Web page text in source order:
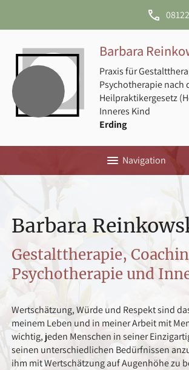
phone
Barbara
Praxis für
Psychotherapie nach
Heilpraktikergesetz
Inneres Kind
Erding
menu Navigation
Barbara
Gestalttherapie,
Psychotherapie und
Wertschätzung, Würde und Respekt sind
meinem Leben und in meiner Arbeit mit
wichtig, jeden Menschen in seiner
seinen unterschiedlichen Bedürfnissen
ihm mit Wertschätzung auf Augenhöhe zu